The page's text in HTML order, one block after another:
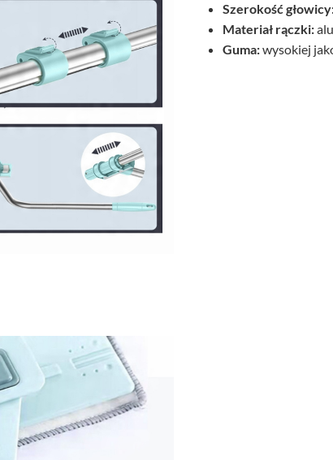
Szerokość
Materiał rączki:
Guma:wysokiej